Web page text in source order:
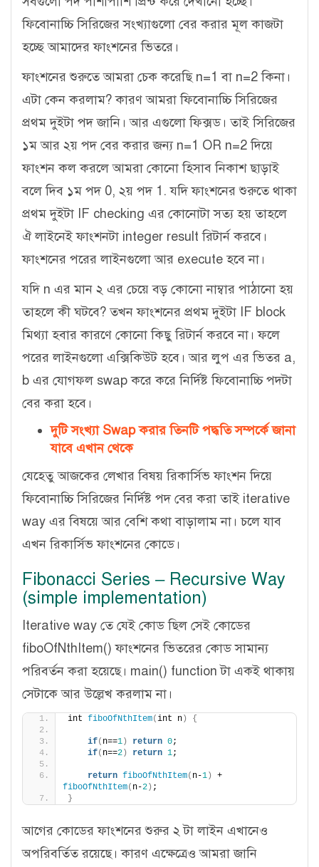
ফিবোনাচ্চি সিরিজের সংখ্যাগুলো বের করার মূল কাজটা
হচ্ছে আমাদের ফাংশনের ভিতরে।
ফাংশনের শুরুতে আমরা চেক করেছি n=1 বা n=2 কিনা।
এটা কেন করলাম? কারণ আমরা ফিবোনাচ্চি সিরিজের
প্রথম দুইটা পদ জানি। আর এগুলো ফিক্সড। তাই সিরিজের
১ম আর ২য় পদ বের করার জন্য n=1 OR n=2 দিয়ে
ফাংশন কল করলে আমরা কোনো হিসাব নিকাশ ছাড়াই
বলে দিব ১ম পদ 0, ২য় পদ 1. যদি ফাংশনের শুরুতে থাকা
প্রথম দুইটা IF checking এর কোনোটা সত্য হয় তাহলে
ঐ লাইনেই ফাংশনটা integer result রিটার্ন করবে।
ফাংশনের পরের লাইনগুলো আর execute হবে না।
যদি n এর মান ২ এর চেয়ে বড় কোনো নাম্বার পাঠানো হয়
তাহলে কী ঘটবে? তখন ফাংশনের প্রথম দুইটা IF block
মিথ্যা হবার কারণে কোনো কিছু রিটার্ন করবে না। ফলে
পরের লাইনগুলো এক্সিকিউট হবে। আর লুপ এর ভিতর a,
b এর যোগফল swap করে করে নির্দিষ্ট ফিবোনাচ্চি পদটা
বের করা হবে।
দুটি সংখ্যা Swap করার তিনটি পদ্ধতি সম্পর্কে জানা
যাবে এখান থেকে
যেহেতু আজকের লেখার বিষয় রিকার্সিভ ফাংশন দিয়ে
ফিবোনাচ্চি সিরিজের নির্দিষ্ট পদ বের করা তাই iterative
way এর বিষয়ে আর বেশি কথা বাড়ালাম না। চলে যাব
এখন রিকার্সিভ ফাংশনের কোডে।
Fibonacci Series – Recursive Way
(simple implementation)
Iterative way তে যেই কোড ছিল সেই কোডের
fiboOfNthItem() ফাংশনের ভিতরের কোড সামান্য
পরিবর্তন করা হয়েছে। main() function টা একই থাকায়
সেটাকে আর উল্লেখ করলাম না।
int fiboOfNthItem(int n) {
if( n==1) return 0;
if( n==2) return 1;
return fiboOfNthItem( n-1)
fiboOfNthItem( n-2) ;
}
আগের কোডের ফাংশনের শুরুর ২ টা লাইন এখানেও
অপরিবর্তিত রয়েছে। কারণ এক্ষেত্রেও আমরা জানি